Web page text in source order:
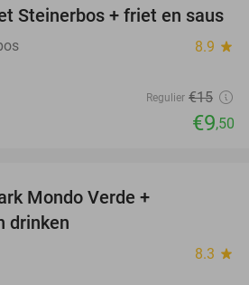
37%
Steinerbos + friet en saus
8.9 star
Regulier €15
€9,50
Mondo Verde +
drinken
8.3 star